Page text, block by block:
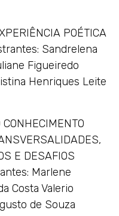
POÉTICA
Sandrelena
Figueiredo
Henriques Leite
E DESAFIOS
Marlene
Costa Valerio
de Souza